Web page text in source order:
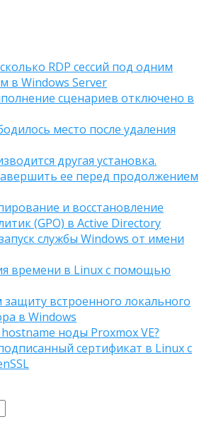
RDP сессий под одним
в Windows Server
сценариев отключено в
место после удаления
другая установка.
ее перед продолжением
и восстановление
(GPO) в Active Directory
службы Windows от имени
времени в Linux с помощью
встроенного локального
в Windows
ноды Proxmox VE?
сертификат в Linux с